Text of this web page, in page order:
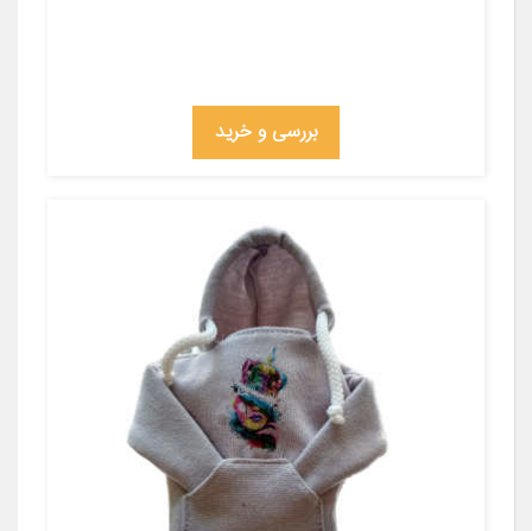
بررسی و خرید